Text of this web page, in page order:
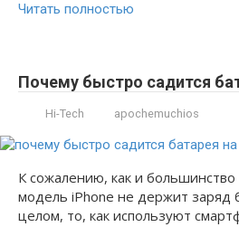
Читать полностью
Почему быстро садится
Hi-Tech apochemuchios
К сожалению, как и
модель iPhone не держит заряд
целом, то, как используют